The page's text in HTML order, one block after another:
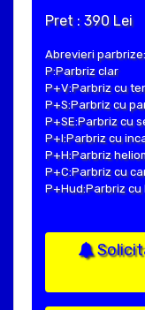
Pret : 390 Lei
Abrevieri parbrize:
P:Parbriz clar
P+V:Parbriz cu
P+S:Parbriz cu
P+SE:Parbriz cu
P+I:Parbriz cu
P+H:Parbriz
P+C:Parbriz cu
P+Hud:Parbriz